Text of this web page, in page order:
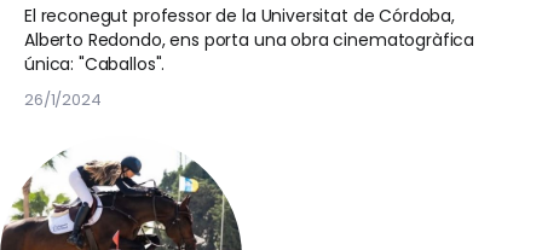
El reconegut professor de la Universitat de Córdoba,
Alberto Redondo, ens porta una obra cinematogràfica
única: "Caballos".
26/1/2024